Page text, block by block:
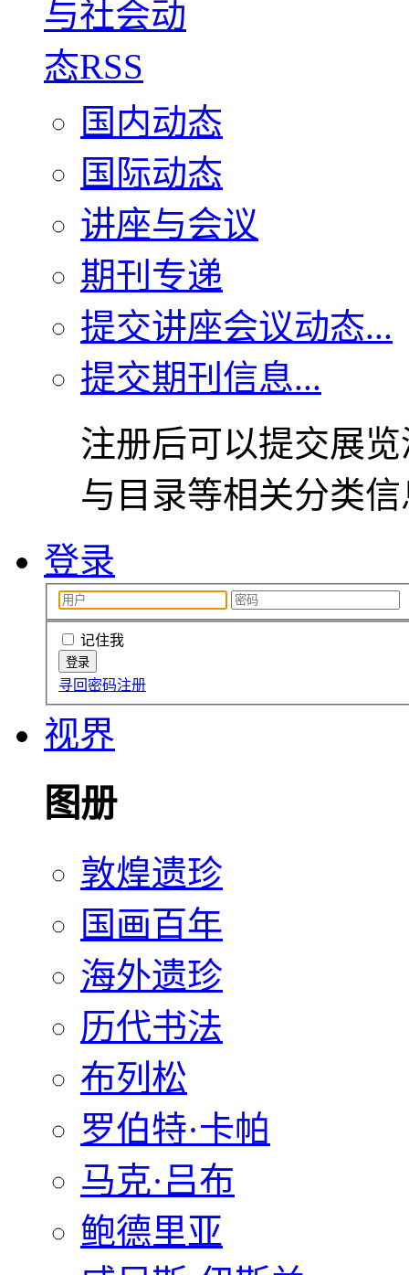
国内动态
国际动态
讲座与会议
期刊专递
提交讲座会议动态...
提交期刊信息...
注册后可以提交展
与目录等相关分类
登录
记住我
寻回密码注册
视界
图册
敦煌遗珍
国画百年
海外遗珍
历代书法
布列松
罗伯特·卡帕
马克·吕布
鲍德里亚